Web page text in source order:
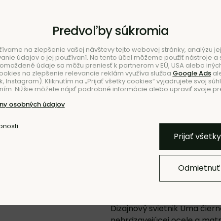
Svietnik Uma
Dizajnový svietnik Uma
Pridať k
Predvoľby súkromia
na zlepšenie vašej návštevy tejto webovej stránky, analýzu
údajov o jej používaní. Na tento účel môžeme použiť nástroje a
údaje sa môžu preniesť k partnerom v EÚ, USA alebo
na zlepšenie relevancie reklám využíva služba Google Ads
Instagram). Kliknutím na „Prijať všetky cookies“ vyjadrujete svoj
Nižšie môžete nájsť podrobné informácie alebo upraviť svoje
osobných údajov
Prijať